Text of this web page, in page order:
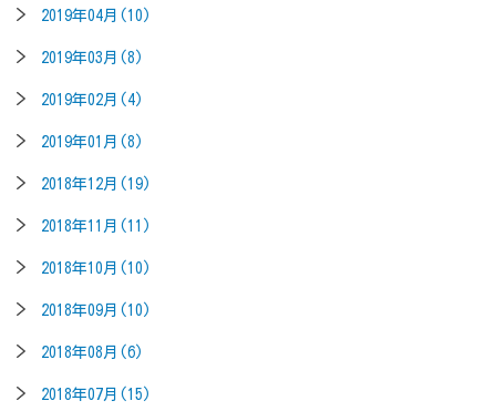
2019年04月(10)
2019年03月(8)
2019年02月(4)
2019年01月(8)
2018年12月(19)
2018年11月(11)
2018年10月(10)
2018年09月(10)
2018年08月(6)
2018年07月(15)